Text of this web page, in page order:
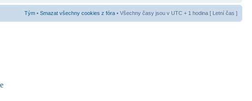
Tým • Smazat všechny cookies z fóra • Všechny časy jsou v UTC + 1 hodina [ Letní čas ]